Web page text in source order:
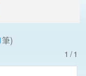
筆)
1/1